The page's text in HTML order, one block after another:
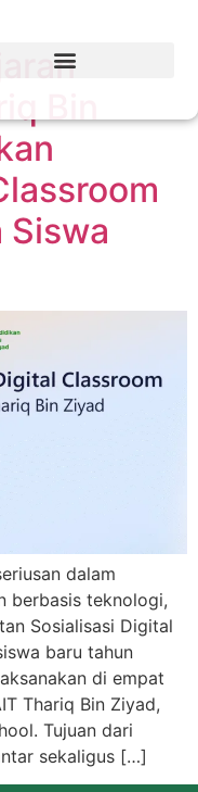
Siswa
dalam
berbasis teknologi,
Sosialisasi Digital
baru tahun
di empat
Thariq Bin Ziyad,
Tujuan dari
sekaligus […]